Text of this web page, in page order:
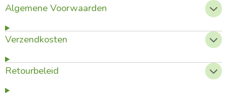
Algemene Voorwaarden
Verzendkosten
Retourbeleid